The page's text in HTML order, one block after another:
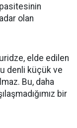
olan
elde edilen
denli küçük ve
Bu, daha
bir